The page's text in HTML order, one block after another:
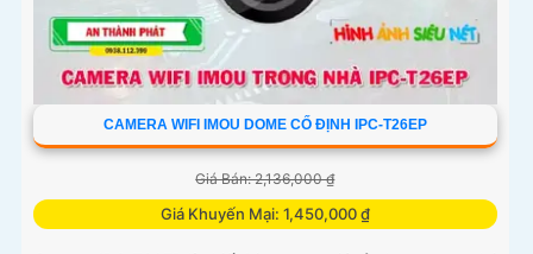
CAMERA WIFI IMOU DOME CỐ ĐỊNH IPC-T26EP
Giá Bán: 2,136,000 ₫
Giá Khuyến Mại: 1,450,000 ₫